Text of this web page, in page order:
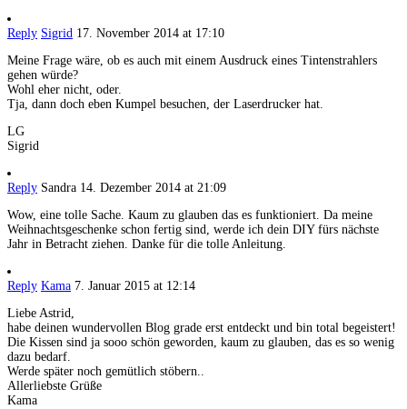
Reply Sigrid 17. November 2014 at 17:10
Meine Frage wäre, ob es auch mit einem Ausdruck eines Tintenstrahlers
gehen würde?
Wohl eher nicht, oder.
Tja, dann doch eben Kumpel besuchen, der Laserdrucker hat.
LG
Sigrid
Reply Sandra 14. Dezember 2014 at 21:09
Wow, eine tolle Sache. Kaum zu glauben das es funktioniert. Da meine
Weihnachtsgeschenke schon fertig sind, werde ich dein DIY fürs nächste
Jahr in Betracht ziehen. Danke für die tolle Anleitung.
Reply Kama 7. Januar 2015 at 12:14
Liebe Astrid,
habe deinen wundervollen Blog grade erst entdeckt und bin total begeistert!
Die Kissen sind ja sooo schön geworden, kaum zu glauben, das es so wenig
dazu bedarf.
Werde später noch gemütlich stöbern..
Allerliebste Grüße
Kama